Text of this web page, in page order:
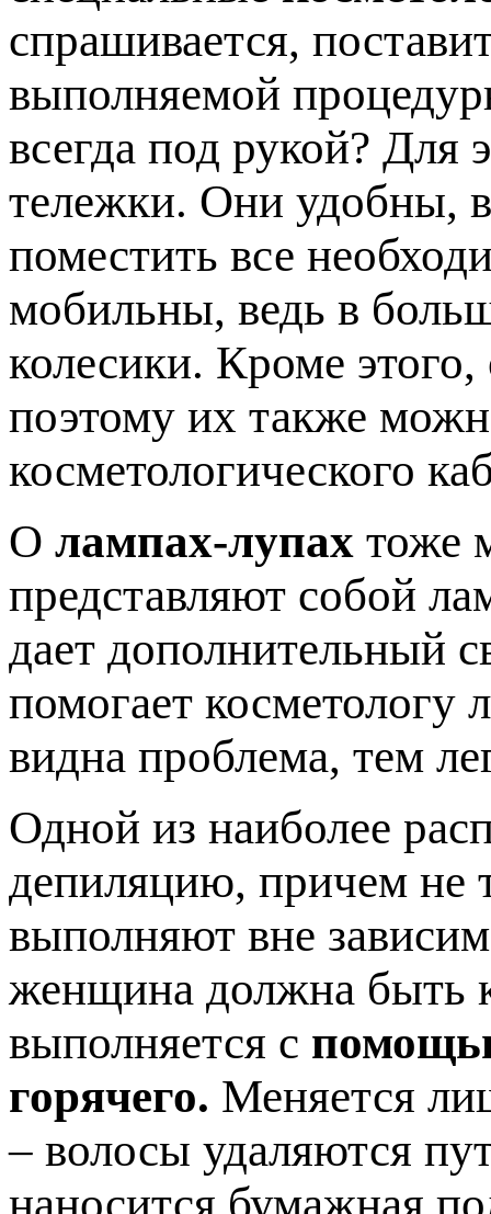
спрашивается,
выполняемой
всегда под рукой? Для
тележки. Они удобны,
поместить все
мобильны, ведь в
колесики. Кроме
поэтому их также
косметологического
О лампах-лупах тоже
представляют собой
дает дополнительный
помогает косметологу
видна проблема, тем
Одной из наиболее
депиляцию, причем не
выполняют вне
женщина должна быть
выполняется с
горячего. Меняется
– волосы удаляются
наносится бумажная